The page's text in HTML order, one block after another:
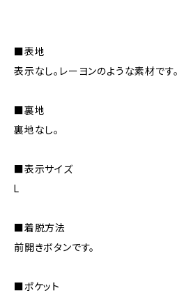
■表地
表示なし。レーヨンのような素材です。
■裏地
裏地なし。
■表示サイズ
L
■着脱方法
前開きボタンです。
■ポケット